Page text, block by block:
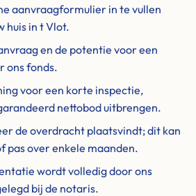
aanvraagformulier in te vullen
huis in t Vlot.
en de potentie voor een
ons fonds.
voor een korte inspectie,
nettobod uitbrengen.
de overdracht plaatsvindt; dit kan
pas over enkele maanden.
wordt volledig door ons
bij de notaris.